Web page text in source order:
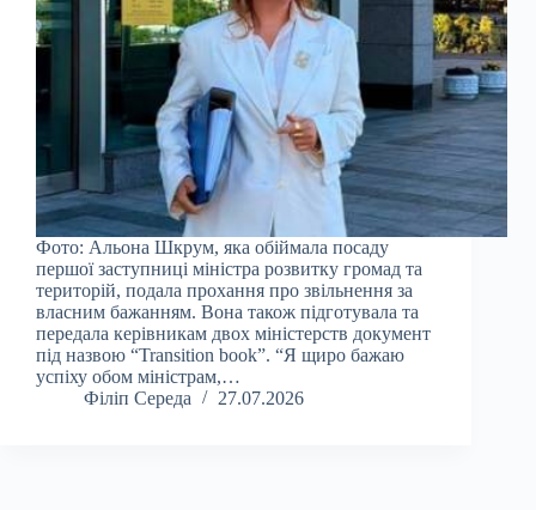
Фото: Альона Шкрум, яка обіймала посаду
першої заступниці міністра розвитку громад та
територій, подала прохання про звільнення за
власним бажанням. Вона також підготувала та
передала керівникам двох міністерств документ
під назвою “Transition book”. “Я щиро бажаю
успіху обом міністрам,…
Філіп Середа
27.07.2026